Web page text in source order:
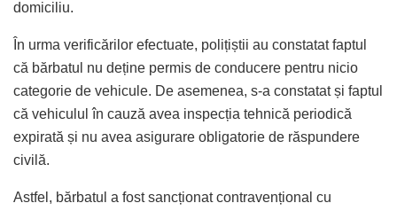
domiciliu.
În urma verificărilor efectuate, polițiștii au constatat faptul
că bărbatul nu deține permis de conducere pentru nicio
categorie de vehicule. De asemenea, s-a constatat și faptul
că vehiculul în cauză avea inspecția tehnică periodică
expirată și nu avea asigurare obligatorie de răspundere
civilă.
Astfel, bărbatul a fost sancționat contravențional cu